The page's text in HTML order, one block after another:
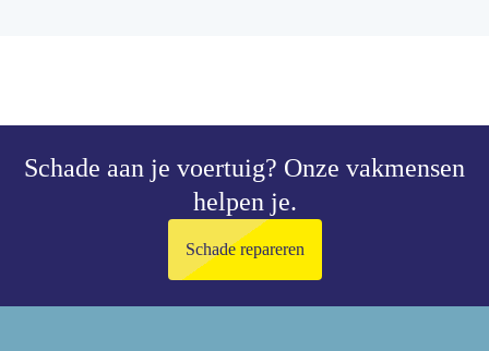
Schade aan je voertuig? Onze vakmensen
helpen je.
Schade repareren